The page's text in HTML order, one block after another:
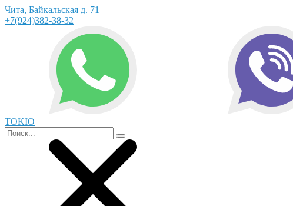
Чита, Байкальская д. 71
+7(924)382-38-32
TOKIO